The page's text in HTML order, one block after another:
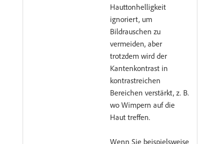
Hauttonhelligkeit
ignoriert, um
Bildrauschen zu
vermeiden, aber
trotzdem wird der
Kantenkontrast in
kontrastreichen
Bereichen verstärkt, z. B.
wo Wimpern auf die
Haut treffen.
Wenn Sie beispielsweise